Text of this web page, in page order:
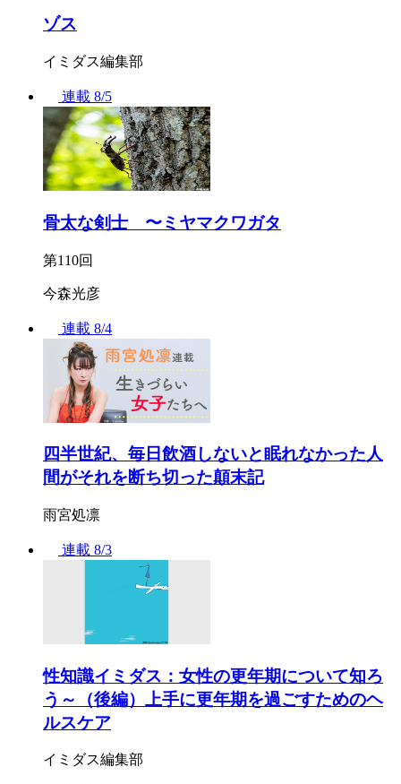
ゾス
イミダス編集部
連載 8/5
骨太な剣士 〜ミヤマクワガタ
第110回
今森光彦
連載 8/4
四半世紀、毎日飲酒しないと眠れなかった人
間がそれを断ち切った顛末記
雨宮処凛
連載 8/3
性知識イミダス：女性の更年期について知ろ
う～（後編）上手に更年期を過ごすためのヘ
ルスケア
イミダス編集部